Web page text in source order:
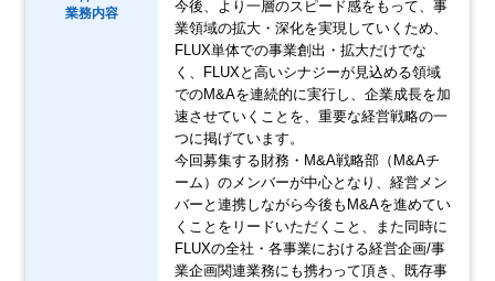
業務内容
今後、より一層のスピード感をもって、事
業領域の拡大・深化を実現していくため、
FLUX単体での事業創出・拡大だけでな
く、FLUXと高いシナジーが見込める領域
でのM&Aを連続的に実行し、企業成長を加
速させていくことを、重要な経営戦略の一
つに掲げています。
今回募集する財務・M&A戦略部（M&Aチ
ーム）のメンバーが中心となり、経営メン
バーと連携しながら今後もM&Aを進めてい
くことをリードいただくこと、また同時に
FLUXの全社・各事業における経営企画/事
業企画関連業務にも携わって頂き、既存事